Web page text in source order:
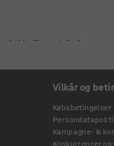
holde til noget, for i en
stole, når der er tale
du finde et bredt udvalg
for af stole til børn,
Vilkår og
Købsbetingelser
Kampagne- &
Konkurrencer